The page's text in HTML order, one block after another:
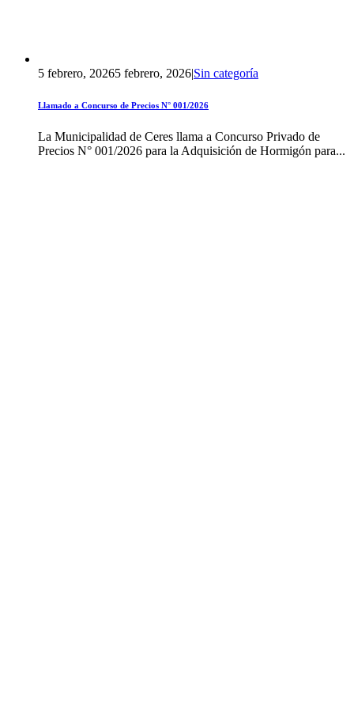
5 febrero, 20265 febrero, 2026|Sin categoría
Llamado a Concurso de Precios N° 001/2026
La Municipalidad de Ceres llama a Concurso Privado de
Precios N° 001/2026 para la Adquisición de Hormigón para...